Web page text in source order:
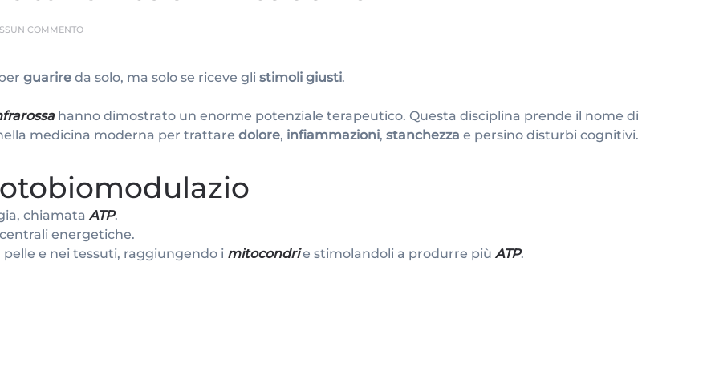
COMMENTOSU
CHE
TUOI
guarire da solo, ma solo se riceve gli stimoli giusti.
hanno dimostrato un enorme potenziale terapeutico. Questa disciplina prende il nome di
medicina moderna per trattare dolore, infiammazioni, stanchezza e persino disturbi cognitivi.
chiamata ATP.
energetiche.
e nei tessuti, raggiungendo i mitocondrie stimolandoli a produrre più ATP.